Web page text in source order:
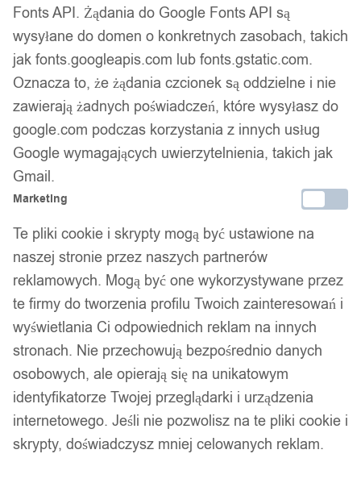
Srebrny zestaw pierścionków retro punk boho 73
11,99zł
Opis produktu
Pierścień / obrączka firmy WOLFRING wykonana z ze stali
nierdzewnej 316L.
Wysokogatunkowa stal nierdzewna zapewni długie
użytkowanie pierścienia bez zarysowań. Większość naszych
pierścieni jest dodatkowo pozłacana. Gwarantujemy najwyższą
możliwą jakość detali i wykończenia naszych pierścieni i
obrączek.
Fonts API. Żądania do Google Fonts API są
wysyłane do domen o konkretnych zasobach, takich
jak fonts.googleapis.com lub fonts.gstatic.com.
Oznacza to, że żądania czcionek są oddzielne i nie
zawierają żadnych poświadczeń, które wysyłasz do
google.com podczas korzystania z innych usług
Google wymagających uwierzytelnienia, takich jak
Gmail.
Marketing
Te pliki cookie i skrypty mogą być ustawione na
naszej stronie przez naszych partnerów
reklamowych. Mogą być one wykorzystywane przez
te firmy do tworzenia profilu Twoich zainteresowań i
wyświetlania Ci odpowiednich reklam na innych
stronach. Nie przechowują bezpośrednio danych
osobowych, ale opierają się na unikatowym
identyfikatorze Twojej przeglądarki i urządzenia
internetowego. Jeśli nie pozwolisz na te pliki cookie i
skrypty, doświadczysz mniej celowanych reklam.